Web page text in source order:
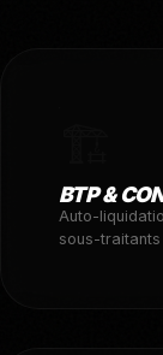
BTP &
Auto-
sous-